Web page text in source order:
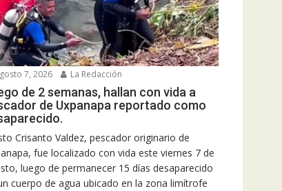
7, 2026 La Redacción
de 2 semanas, hallan con vida a
de Uxpanapa reportado como
Crisanto Valdez, pescador originario de
fue localizado con vida este viernes 7 de
luego de permanecer 15 días desaparecido
cuerpo de agua ubicado en la zona limítrofe